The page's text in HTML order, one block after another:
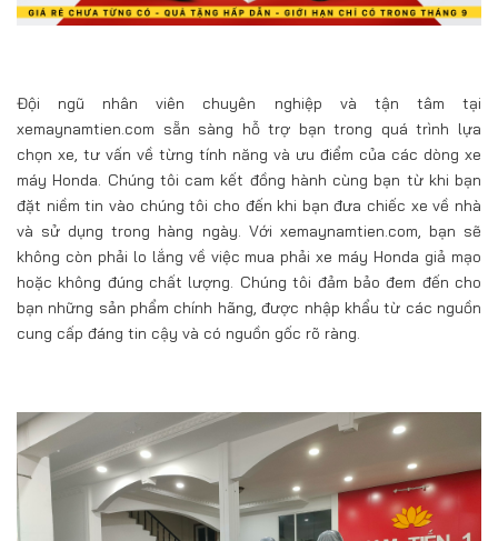
Đội ngũ nhân viên chuyên nghiệp và tận tâm tại
xemaynamtien.com sẵn sàng hỗ trợ bạn trong quá trình lựa
chọn xe, tư vấn về từng tính năng và ưu điểm của các dòng xe
máy Honda. Chúng tôi cam kết đồng hành cùng bạn từ khi bạn
đặt niềm tin vào chúng tôi cho đến khi bạn đưa chiếc xe về nhà
và sử dụng trong hàng ngày. Với xemaynamtien.com, bạn sẽ
không còn phải lo lắng về việc mua phải xe máy Honda giả mạo
hoặc không đúng chất lượng. Chúng tôi đảm bảo đem đến cho
bạn những sản phẩm chính hãng, được nhập khẩu từ các nguồn
cung cấp đáng tin cậy và có nguồn gốc rõ ràng.